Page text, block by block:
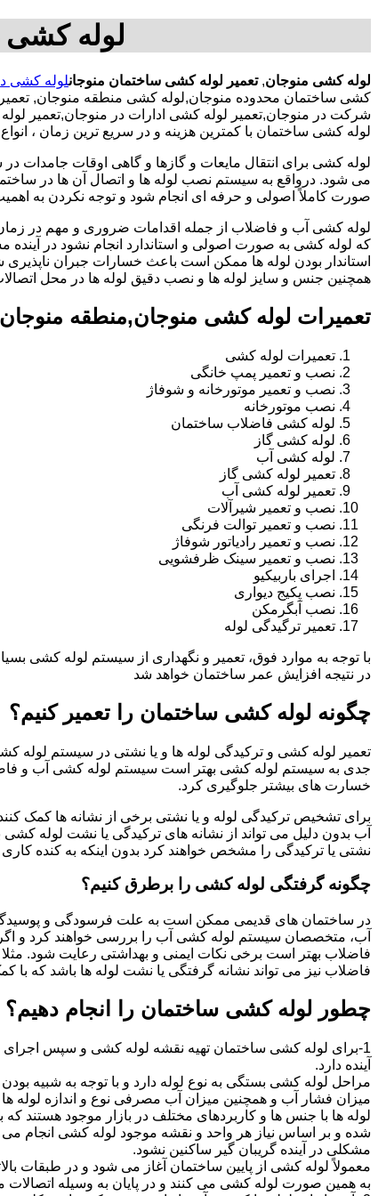
لوله کشی
لوله کشی منوجان,تعمیر لوله کشی ساختمان منوجانلوله کشی
کشی ساختمان محدوده منوجان,لوله کشی منطقه منوجان,
شرکت در منوجان,تعمیر لوله کشی ادارات در منوجان,تعمیر
لوله کشی ساختمان با کمترین هزینه و در سریع ترین زمان ،
لوله کشی برای انتقال مایعات و گازها و گاهی اوقات جامدات
می شود. درواقع به سیستم نصب لوله ها و اتصال آن ها در
صورت کاملاً اصولی و حرفه ای انجام شود و توجه نکردن به
لوله کشی آب و فاضلاب از جمله اقدامات ضروری و مهم در
که لوله کشی به صورت اصولی و استاندارد انجام نشود در
استاندار بودن لوله ها ممکن است باعث خسارات جبران
همچنین جنس و سایز لوله ها و نصب دقیق لوله ها در محل
تعمیرات لوله کشی منوجان,منطقه
تعمیرات لوله کشی
نصب و تعمیر پمپ خانگی
نصب و تعمیر موتورخانه و شوفاژ
نصب موتورخانه
لوله کشی فاضلاب ساختمان
لوله کشی گاز
لوله کشی آب
تعمیر لوله کشی گاز
تعمیر لوله کشی آب
نصب و تعمیر شیرآلات
نصب و تعمیر توالت فرنگی
نصب و تعمیر رادیاتور شوفاژ
نصب و تعمیر سینک ظرفشویی
اجرای باربیکیو
نصب پکیج دیواری
نصب آبگرمکن
تعمیر ترگیدگی لوله
با توجه به موارد فوق، تعمیر و نگهداری از سیستم لوله کشی
در نتیجه افزایش عمر ساختمان خواهد شد
چگونه لوله کشی ساختمان را تعمیر کنیم؟
تعمیر لوله کشی و ترکیدگی لوله ها و یا نشتی در سیستم لوله
جدی به سیستم لوله کشی بهتر است سیستم لوله کشی آب و
خسارت های بیشتر جلوگیری کرد.
برای تشخیص ترکیدگی لوله و یا نشتی برخی از نشانه ها کمک
آب بدون دلیل می تواند از نشانه های ترکیدگی یا نشت لوله
نشتی یا ترکیدگی را مشخص خواهند کرد بدون اینکه به کنده کاری
چگونه گرفتگی لوله کشی را برطرق کنیم؟
در ساختمان های قدیمی ممکن است به علت فرسودگی و
آب، متخصصان سیستم لوله کشی آب را بررسی خواهند کرد و
فاضلاب بهتر است برخی نکات ایمنی و بهداشتی رعایت شود. مثلا
فاضلاب نیز می تواند نشانه گرفتگی یا نشت لوله ها باشد که
چطور لوله کشی ساختمان را انجام دهیم؟
1-برای لوله کشی ساختمان تهیه نقشه لوله کشی و سپس اجرای
آینده دارد.
مراحل لوله کشی بستگی به نوع لوله دارد و با توجه به شبیه بودن
میزان فشار آب و همچنین میزان آب مصرفی نوع و اندازه لوله
لوله ها با جنس ها و کاربردهای مختلف در بازار موجود هستند
شده و بر اساس نیاز هر واحد و نقشه موجود لوله کشی انجام
مشکلی در آینده گریبان گیر ساکنین نشود.
معمولاً لوله کشی از پایین ساختمان آغاز می شود و در طبقات
به همین صورت لوله کشی می کنند و در پایان به وسیله اتصالات